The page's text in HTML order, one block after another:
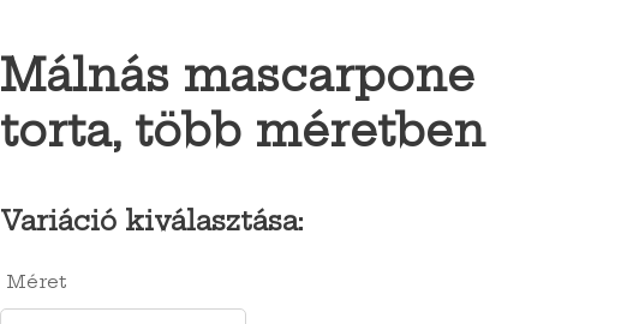
Málnás mascarpone
torta, több méretben
Variáció kiválasztása:
Méret